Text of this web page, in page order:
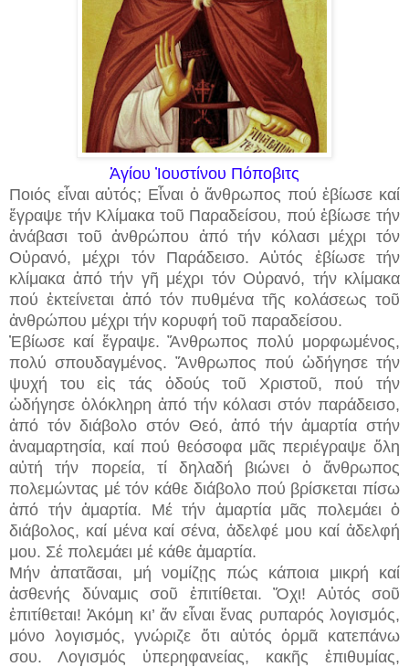
Ἁγίου Ἰουστίνου Πόποβιτς
Ποιός εἶναι αὐτός; Εἶναι ὁ ἄνθρωπος πού ἐβίωσε καί
ἔγραψε τήν Κλίμακα τοῦ Παραδείσου, πού ἐβίωσε τήν
ἀνάβασι τοῦ ἀνθρώπου ἀπό τήν κόλασι μέχρι τόν
Οὐρανό, μέχρι τόν Παράδεισο. Αὐτός ἐβίωσε τήν
κλίμακα ἀπό τήν γῆ μέχρι τόν Οὐρανό, τήν κλίμακα
πού ἐκτείνεται ἀπό τόν πυθμένα τῆς κολάσεως τοῦ
ἀνθρώπου μέχρι τήν κορυφή τοῦ παραδείσου.
Ἐβίωσε καί ἔγραψε. Ἄνθρωπος πολύ μορφωμένος,
πολύ σπουδαγμένος. Ἄνθρωπος πού ὡδήγησε τήν
ψυχή του εἰς τάς ὁδούς τοῦ Χριστοῦ, πού τήν
ὡδήγησε ὁλόκληρη ἀπό τήν κόλασι στόν παράδεισο,
ἀπό τόν διάβολο στόν Θεό, ἀπό τήν ἁμαρτία στήν
ἀναμαρτησία, καί πού θεόσοφα μᾶς περιέγραψε ὅλη
αὐτή τήν πορεία, τί δηλαδή βιώνει ὁ ἄνθρωπος
πολεμώντας μέ τόν κάθε διάβολο πού βρίσκεται πίσω
ἀπό τήν ἁμαρτία. Μέ τήν ἁμαρτία μᾶς πολεμάει ὁ
διάβολος, καί μένα καί σένα, ἀδελφέ μου καί ἀδελφή
μου. Σέ πολεμάει μέ κάθε ἁμαρτία.
Μήν ἀπατᾶσαι, μή νομίζῃς πώς κάποια μικρή καί
ἀσθενής δύναμις σοῦ ἐπιτίθεται. Ὄχι! Αὐτός σοῦ
ἐπιτίθεται! Ἀκόμη κι’ ἄν εἶναι ἕνας ρυπαρός λογισμός,
μόνο λογισμός, γνώριζε ὅτι αὐτός ὁρμᾶ κατεπάνω
σου. Λογισμός ὑπερηφανείας, κακῆς ἐπιθυμίας,